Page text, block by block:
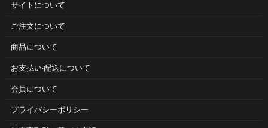
サイトについて
ご注⽂について
商品について
お⽀払い‧配送について
会員について
プライバシーポリシー